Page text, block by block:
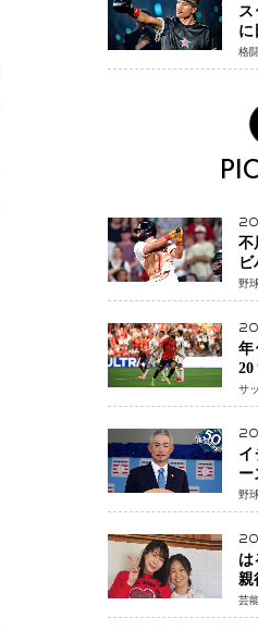
ス
に
手
術
格
不
13
選
点
野
ス
時
サ
ー
が
注
野
は
親
と
日
芸